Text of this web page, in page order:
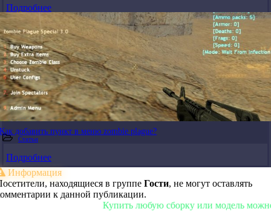
Подробнее
Как добавить пункт в меню zombie plague?
Статьи
Подробнее
Информация
находящиеся в группе Гости, не могут оставлять
к данной публикации.
Купить любую сборку или модель можно у нас